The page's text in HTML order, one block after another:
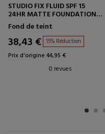
STUDIO FIX FLUID SPF 15
24HR MATTE FOUNDATION +
OIL CONTROL
BASE DE MAQUILLAGE
Fond de teint
38,43 € 15% Réduction
Prix d'origine 44,95 €
0 revues